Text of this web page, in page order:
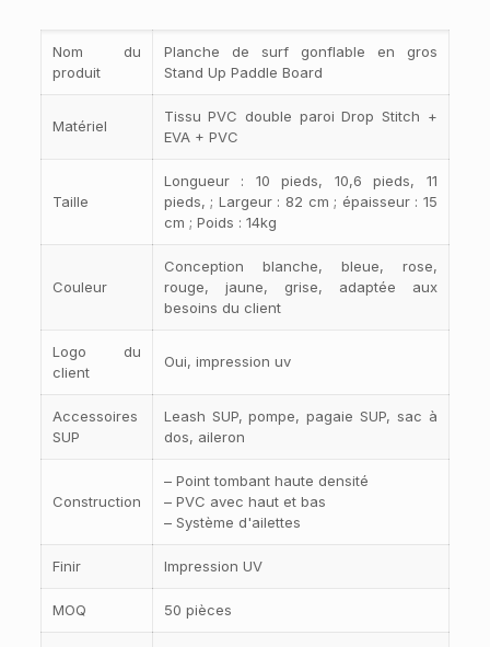
Nom du
produit
Planche de surf gonflable en gros
Stand Up Paddle Board
Matériel
Tissu PVC double paroi Drop Stitch +
EVA + PVC
Taille
Longueur : 10 pieds, 10,6 pieds, 11
pieds, ; Largeur : 82 cm ; épaisseur : 15
cm ; Poids : 14kg
Couleur
Conception blanche, bleue, rose,
rouge, jaune, grise, adaptée aux
besoins du client
Logo du
client
Oui, impression uv
Accessoires
SUP
Leash SUP, pompe, pagaie SUP, sac à
dos, aileron
Construction
– Point tombant haute densité
– PVC avec haut et bas
– Système d'ailettes
Finir Impression UV
MOQ 50 pièces